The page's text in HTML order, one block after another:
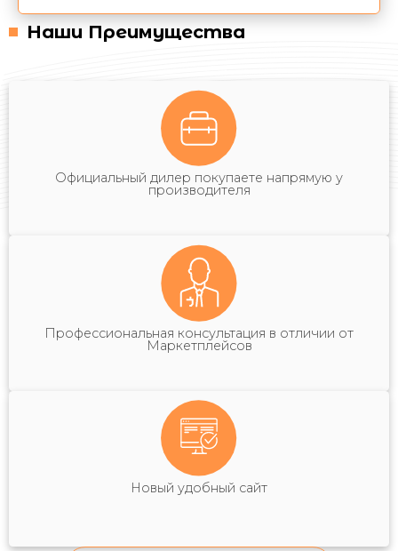
Наши Преимущества
Официальный дилер покупаете напрямую у
производителя
Профессиональная консультация в отличии от
Маркетплейсов
Новый удобный сайт